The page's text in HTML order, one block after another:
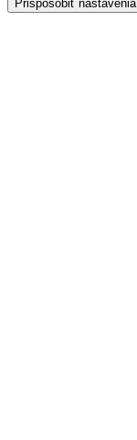
Prispôsobiť nastavenia